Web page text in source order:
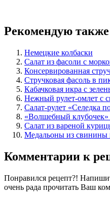
Рекомендую
Немецкие колбаски
Салат из фасоли с
Консервированная
Стручковая фасоль в
Кабачковая икра с
Нежный рулет-омлет с
Салат-рулет «Селедка
«Волшебный
Салат из вареной
Медальоны из свинины
Комментарии к
Понравился рецепт?!
очень рада прочитать Ваш